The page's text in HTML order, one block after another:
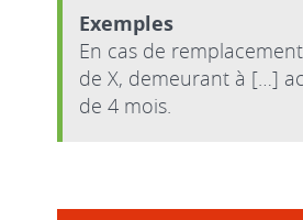
Exemples
En cas de
de X, demeurant à […]
de 4 mois.